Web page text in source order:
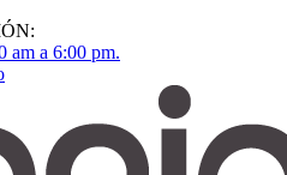
am a 6:00 pm.